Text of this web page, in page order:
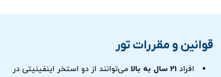
قوانین و مقررات تور
افراد ۲۱ سال به بالا می‌توانند از دو استخر اینفینیتی در